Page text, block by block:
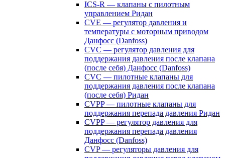
ICS-R — клапаны с пилотным
управлением Ридан
CVE — регулятор давления и
температуры с моторным приводом
Данфосс (Danfoss)
CVС — регулятор давления для
поддержания давления после клапана
(после себя) Данфосс (Danfoss)
CVС — пилотные клапаны для
поддержания давления после клапана
(после себя) Ридан
CVPP — пилотные клапаны для
поддержания перепада давления Ридан
CVPP — регулятор давления для
поддержания перепада давления
Данфосс (Danfoss)
CVP — регуляторы давления для